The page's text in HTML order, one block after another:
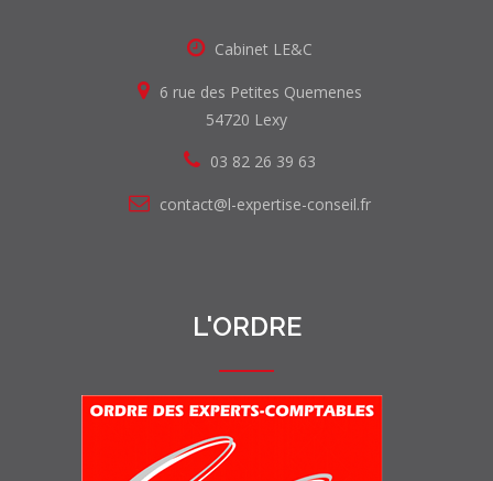
Cabinet LE&C
6 rue des Petites Quemenes
54720 Lexy
03 82 26 39 63
contact@l-expertise-conseil.fr
L'ORDRE